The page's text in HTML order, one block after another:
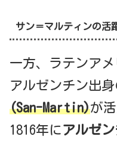
サン＝マルティンの活
一方、ラテンアメ
アルゼンチン出身
(San-Martin)が
1816年にアルゼ